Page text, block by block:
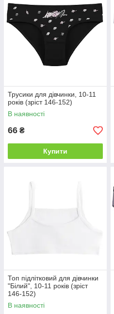
Трусики для дівчинки, 10-11
років (зріст 146-152)
В наявності
66 ₴
Купити
Топ підлітковий для дівчинки
"Білий", 10-11 років (зріст
146-152)
В наявності